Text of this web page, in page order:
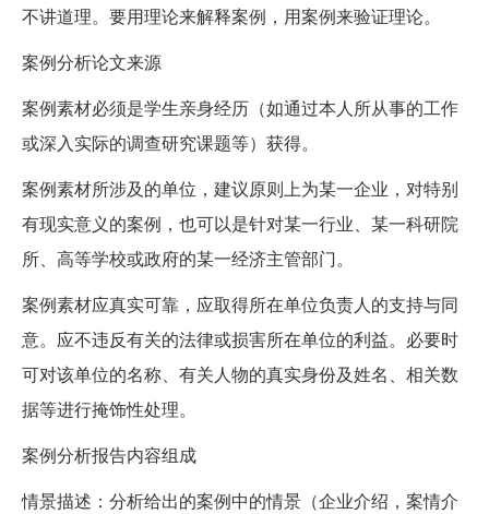
不讲道理。要用理论来解释案例，用案例来验证理论。
案例分析论文来源
案例素材必须是学生亲身经历（如通过本人所从事的工作
或深入实际的调查研究课题等）获得。
案例素材所涉及的单位，建议原则上为某一企业，对特别
有现实意义的案例，也可以是针对某一行业、某一科研院
所、高等学校或政府的某一经济主管部门。
案例素材应真实可靠，应取得所在单位负责人的支持与同
意。应不违反有关的法律或损害所在单位的利益。必要时
可对该单位的名称、有关人物的真实身份及姓名、相关数
据等进行掩饰性处理。
案例分析报告内容组成
情景描述：分析给出的案例中的情景（企业介绍，案情介